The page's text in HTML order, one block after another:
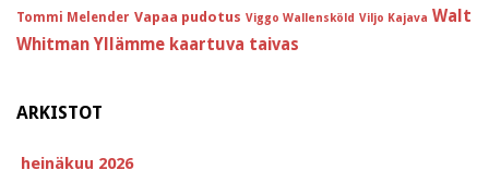
Tommi Melender Vapaa pudotus Viggo Wallensköld Viljo Kajava Walt
Whitman Yllämme kaartuva taivas
ARKISTOT
heinäkuu 2026